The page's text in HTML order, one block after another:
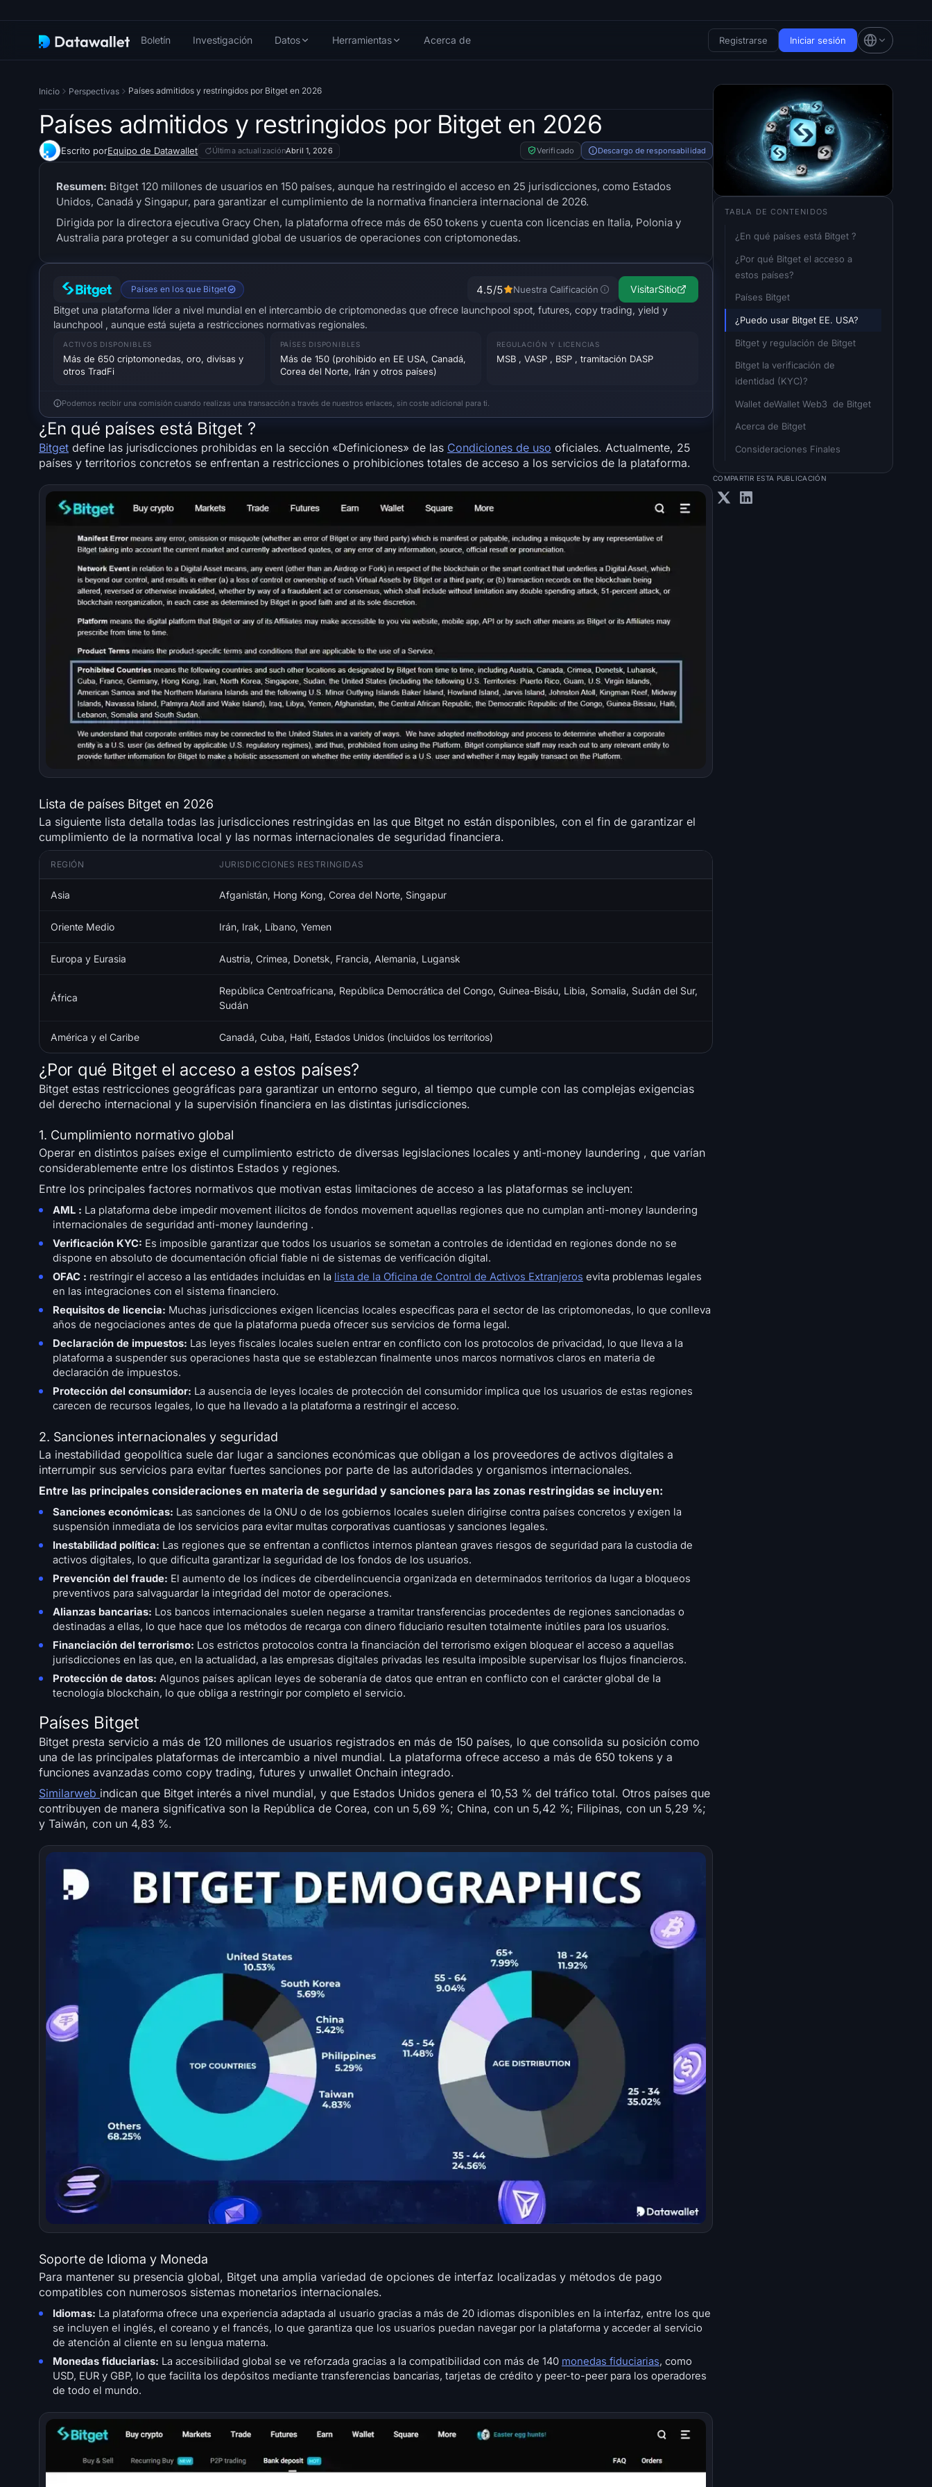
Boletín Investigación Datos Herramientas Acerca de Registrarse Iniciar sesión
Inicio Perspectivas Países admitidos y restringidos por Bitget en 2026
Países admitidos y restringidos por Bitget en 2026
Escrito porEquipo de Datawallet Última actualizaciónAbril 1, 2026 Verificado Descargo de responsabilidad
Resumen: Bitget 120 millones de usuarios en 150 países, aunque ha restringido el acceso en 25 jurisdicciones, como Estados
Unidos, Canadá y Singapur, para garantizar el cumplimiento de la normativa financiera internacional de 2026.
Dirigida por la directora ejecutiva Gracy Chen, la plataforma ofrece más de 650 tokens y cuenta con licencias en Italia, Polonia y
Australia para proteger a su comunidad global de usuarios de operaciones con criptomonedas.
Países en los que Bitget 4.5/5 Nuestra Calificación VisitarSitio
Bitget una plataforma líder a nivel mundial en el intercambio de criptomonedas que ofrece launchpool spot, futures, copy trading, yield y
launchpool , aunque está sujeta a restricciones normativas regionales.
ACTIVOS DISPONIBLES
Más de 650 criptomonedas, oro, divisas y
otros TradFi
PAÍSES DISPONIBLES
Más de 150 (prohibido en EE USA, Canadá,
Corea del Norte, Irán y otros países)
REGULACIÓN Y LICENCIAS
MSB , VASP , BSP , tramitación DASP
Podemos recibir una comisión cuando realizas una transacción a través de nuestros enlaces, sin coste adicional para ti.
¿En qué países está Bitget ?
Bitget define las jurisdicciones prohibidas en la sección «Definiciones» de las Condiciones de uso oficiales. Actualmente, 25
países y territorios concretos se enfrentan a restricciones o prohibiciones totales de acceso a los servicios de la plataforma.
Lista de países Bitget en 2026
La siguiente lista detalla todas las jurisdicciones restringidas en las que Bitget no están disponibles, con el fin de garantizar el
cumplimiento de la normativa local y las normas internacionales de seguridad financiera.
REGIÓN JURISDICCIONES RESTRINGIDAS
Asia Afganistán, Hong Kong, Corea del Norte, Singapur
Oriente Medio Irán, Irak, Líbano, Yemen
Europa y Eurasia Austria, Crimea, Donetsk, Francia, Alemania, Lugansk
África
República Centroafricana, República Democrática del Congo, Guinea-Bisáu, Libia, Somalia, Sudán del Sur,
Sudán
América y el Caribe Canadá, Cuba, Haití, Estados Unidos (incluidos los territorios)
¿Por qué Bitget el acceso a estos países?
Bitget estas restricciones geográficas para garantizar un entorno seguro, al tiempo que cumple con las complejas exigencias
del derecho internacional y la supervisión financiera en las distintas jurisdicciones.
1. Cumplimiento normativo global
Operar en distintos países exige el cumplimiento estricto de diversas legislaciones locales y anti-money laundering , que varían
considerablemente entre los distintos Estados y regiones.
Entre los principales factores normativos que motivan estas limitaciones de acceso a las plataformas se incluyen:
AML : La plataforma debe impedir movement ilícitos de fondos movement aquellas regiones que no cumplan anti-money laundering
internacionales de seguridad anti-money laundering .
Verificación KYC: Es imposible garantizar que todos los usuarios se sometan a controles de identidad en regiones donde no se
dispone en absoluto de documentación oficial fiable ni de sistemas de verificación digital.
OFAC : restringir el acceso a las entidades incluidas en la lista de la Oficina de Control de Activos Extranjeros evita problemas legales
en las integraciones con el sistema financiero.
Requisitos de licencia: Muchas jurisdicciones exigen licencias locales específicas para el sector de las criptomonedas, lo que conlleva
años de negociaciones antes de que la plataforma pueda ofrecer sus servicios de forma legal.
Declaración de impuestos: Las leyes fiscales locales suelen entrar en conflicto con los protocolos de privacidad, lo que lleva a la
plataforma a suspender sus operaciones hasta que se establezcan finalmente unos marcos normativos claros en materia de
declaración de impuestos.
Protección del consumidor: La ausencia de leyes locales de protección del consumidor implica que los usuarios de estas regiones
carecen de recursos legales, lo que ha llevado a la plataforma a restringir el acceso.
2. Sanciones internacionales y seguridad
La inestabilidad geopolítica suele dar lugar a sanciones económicas que obligan a los proveedores de activos digitales a
interrumpir sus servicios para evitar fuertes sanciones por parte de las autoridades y organismos internacionales.
Entre las principales consideraciones en materia de seguridad y sanciones para las zonas restringidas se incluyen:
Sanciones económicas: Las sanciones de la ONU o de los gobiernos locales suelen dirigirse contra países concretos y exigen la
suspensión inmediata de los servicios para evitar multas corporativas cuantiosas y sanciones legales.
Inestabilidad política: Las regiones que se enfrentan a conflictos internos plantean graves riesgos de seguridad para la custodia de
activos digitales, lo que dificulta garantizar la seguridad de los fondos de los usuarios.
Prevención del fraude: El aumento de los índices de ciberdelincuencia organizada en determinados territorios da lugar a bloqueos
preventivos para salvaguardar la integridad del motor de operaciones.
Alianzas bancarias: Los bancos internacionales suelen negarse a tramitar transferencias procedentes de regiones sancionadas o
destinadas a ellas, lo que hace que los métodos de recarga con dinero fiduciario resulten totalmente inútiles para los usuarios.
Financiación del terrorismo: Los estrictos protocolos contra la financiación del terrorismo exigen bloquear el acceso a aquellas
jurisdicciones en las que, en la actualidad, a las empresas digitales privadas les resulta imposible supervisar los flujos financieros.
Protección de datos: Algunos países aplican leyes de soberanía de datos que entran en conflicto con el carácter global de la
tecnología blockchain, lo que obliga a restringir por completo el servicio.
Países Bitget
Bitget presta servicio a más de 120 millones de usuarios registrados en más de 150 países, lo que consolida su posición como
una de las principales plataformas de intercambio a nivel mundial. La plataforma ofrece acceso a más de 650 tokens y a
funciones avanzadas como copy trading, futures y unwallet Onchain integrado.
Similarweb indican que Bitget interés a nivel mundial, y que Estados Unidos genera el 10,53 % del tráfico total. Otros países que
contribuyen de manera significativa son la República de Corea, con un 5,69 %; China, con un 5,42 %; Filipinas, con un 5,29 %;
y Taiwán, con un 4,83 %.
Soporte de Idioma y Moneda
Para mantener su presencia global, Bitget una amplia variedad de opciones de interfaz localizadas y métodos de pago
compatibles con numerosos sistemas monetarios internacionales.
Idiomas: La plataforma ofrece una experiencia adaptada al usuario gracias a más de 20 idiomas disponibles en la interfaz, entre los que
se incluyen el inglés, el coreano y el francés, lo que garantiza que los usuarios puedan navegar por la plataforma y acceder al servicio
de atención al cliente en su lengua materna.
Monedas fiduciarias: La accesibilidad global se ve reforzada gracias a la compatibilidad con más de 140 monedas fiduciarias, como
USD, EUR y GBP, lo que facilita los depósitos mediante transferencias bancarias, tarjetas de crédito y peer-to-peer para los operadores
de todo el mundo.
TABLA DE CONTENIDOS
¿En qué países está Bitget ?
¿Por qué Bitget el acceso a
estos países?
Países Bitget
¿Puedo usar Bitget EE. USA?
Bitget y regulación de Bitget
Bitget la verificación de
identidad (KYC)?
Wallet deWallet Web3  de Bitget
Acerca de Bitget
Consideraciones Finales
COMPARTIR ESTA PUBLICACIÓN